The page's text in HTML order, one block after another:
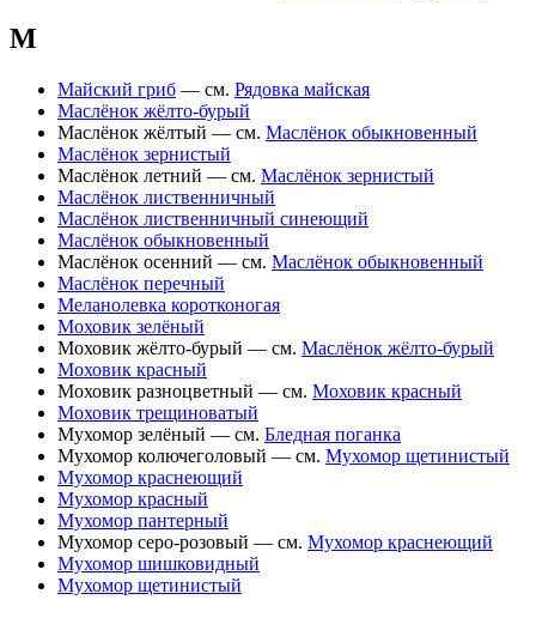
М
Майский гриб — см. Рядовка майская
Маслёнок жёлто-бурый
Маслёнок жёлтый — см. Маслёнок обыкновенный
Маслёнок зернистый
Маслёнок летний — см. Маслёнок зернистый
Маслёнок лиственничный
Маслёнок лиственничный синеющий
Маслёнок обыкновенный
Маслёнок осенний — см. Маслёнок обыкновенный
Маслёнок перечный
Меланолевка коротконогая
Моховик зелёный
Моховик жёлто-бурый — см. Маслёнок жёлто-бурый
Моховик красный
Моховик разноцветный — см. Моховик красный
Моховик трещиноватый
Мухомор зелёный — см. Бледная поганка
Мухомор колючеголовый — см. Мухомор щетинистый
Мухомор краснеющий
Мухомор красный
Мухомор пантерный
Мухомор серо-розовый — см. Мухомор краснеющий
Мухомор шишковидный
Мухомор щетинистый